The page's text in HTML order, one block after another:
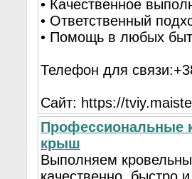
• Качественное
• Ответственный
• Помощь в любых
Телефон для
Сайт: https://
Профессиональные
крыш
Выполняем